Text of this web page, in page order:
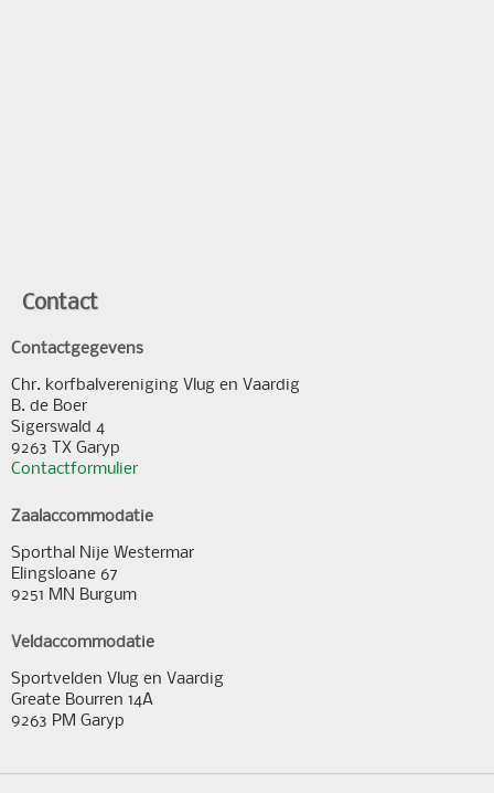
Contact
Contactgegevens
Chr. korfbalvereniging Vlug en Vaardig
B. de Boer
Sigerswald 4
9263 TX Garyp
Contactformulier
Zaalaccommodatie
Sporthal Nije Westermar
Elingsloane 67
9251 MN Burgum
Veldaccommodatie
Sportvelden Vlug en Vaardig
Greate Bourren 14A
9263 PM Garyp